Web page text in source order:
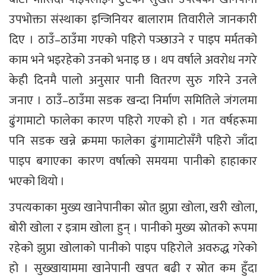
उपभोक्ता संस्थाका इन्जिनियर बालाराम तिवारीले जानकारी
दिए । ठाउँ–ठाउँमा गएको पहिरो पञ्छाउने र पाइप मर्मतको
काम भने भइरहेको उनको भनाइ छ । थप वर्षाले अवरोध नगरे
केही दिनमै पालो अनुसार पानी वितरण सुरु गरिने उनले
जनाए । ठाउँ–ठाउँमा सडक खन्दा निर्माण समितिले जंगलमा
ढुंगामाटो फालेका कारण पहिरो गएको हो । गत वर्षहरूमा
पनि सडक खन्ने क्रममा फालेका ढुंगामाटोसँगै पहिरो जाँदा
पाइप बगाएका कारण वर्षात्को समयमा पानीको हाहाकार
भएको थियो ।
उपत्यकाका मुख्य खानेपानीका स्रोत झुप्रा खोला, खरी खोला,
बोरी खोला र इत्राम खोला हुन् । पानीको मुख्य स्रोतको रूपमा
रहेको झुप्रा खोलाको पानीको पाइप पहिरोले अवरुद्ध गरेको
हो । सुख्खायाममा खानेपानी खपत बढी र स्रोत कम हुँदा